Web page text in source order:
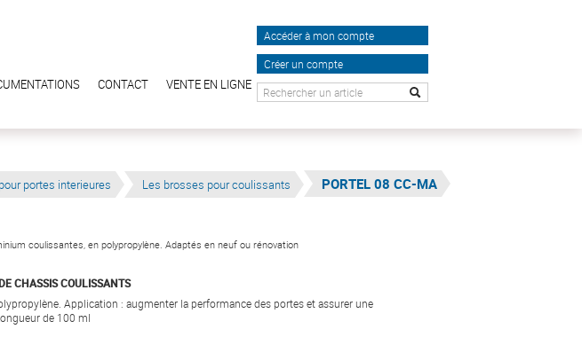
Accéder à mon compte
Créer un compte
CONTACT VENTE EN LIGNE
portes interieures Les brosses pour coulissants PORTEL 08 CC-MA
coulissantes, en polypropylène. Adaptés en neuf ou rénovation
CHASSIS COULISSANTS
Application : augmenter la performance des portes et assurer une
de 100 ml